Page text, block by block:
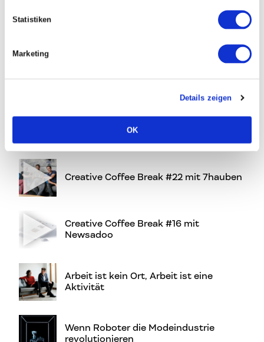
Statistiken
Marketing
Details zeigen
OK
Gut
Creative Coffee Break #23 mit Yokai
Creative Coffee Break #22 mit 7hauben
Creative Coffee Break #16 mit
Newsadoo
Arbeit ist kein Ort, Arbeit ist eine
Aktivität
Wenn Roboter die Modeindustrie
revolutionieren